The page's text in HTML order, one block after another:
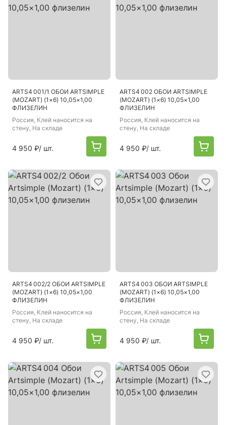
ARTS4 001/1 ОБОИ ARTSIMPLE
(MOZART) (1×6) 10,05×1,00
ФЛИЗЕЛИН
Россия, Клей наносится на
стену, На складе
4 950 ₽/ шт.
ARTS4 002 ОБОИ ARTSIMPLE
(MOZART) (1×6) 10,05×1,00
ФЛИЗЕЛИН
Россия, Клей наносится на
стену, На складе
4 950 ₽/ шт.
ARTS4 002/2 ОБОИ ARTSIMPLE
(MOZART) (1×6) 10,05×1,00
ФЛИЗЕЛИН
Россия, Клей наносится на
стену, На складе
4 950 ₽/ шт.
ARTS4 003 ОБОИ ARTSIMPLE
(MOZART) (1×6) 10,05×1,00
ФЛИЗЕЛИН
Россия, Клей наносится на
стену, На складе
4 950 ₽/ шт.